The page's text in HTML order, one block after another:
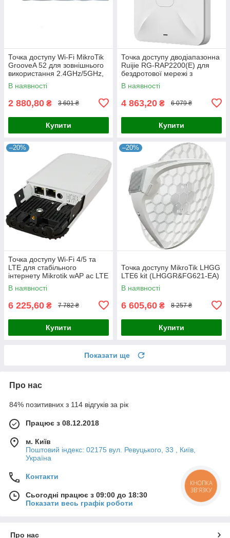
Точка доступу Wi-Fi MikroTik
GrooveA 52 для зовнішнього
використання 2.4GHz/5GHz,
RouterOS L4, для стабільного
підключення на
В наявності
2 880,80 ₴ 3 601 ₴
Купити
Точка доступу дводіапазонна
Ruijie RG-RAP2200(E) для
бездротової мережі з
налаштуванням через Ruijie
Cloud та підтримкою до 1267
В наявності
4 863,20 ₴ 6 079 ₴
Купити
–20%
Точка доступу Wi-Fi 4/5 та
LTE для стабільного
інтернету Mikrotik wAP ac LTE
kit (2024) (wAPGR-
5HacD2HnD&EC200A-EU)
В наявності
6 225,60 ₴ 7 782 ₴
Купити
–20%
Точка доступу MikroTik LHGG
LTE6 kit (LHGGR&FG621-EA)
В наявності
6 605,60 ₴ 8 257 ₴
Купити
Показати ще
Про нас
84% позитивних з 114 відгуків за рік
Працює з 08.12.2018
м. Київ
Поштовий індекс: 02175 вул. Ревуцького, 33 , Київ,
Україна
Контакти
Сьогодні працює з 09:00 до 18:30
Показати весь графік роботи
Про нас
КНОПКА
ЗВ'ЯЗКУ